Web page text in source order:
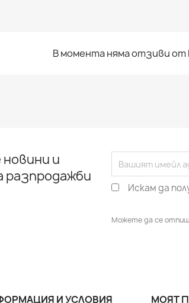
В момента няма отзиви от
и
разпродажби
Искам да
Можете да се
И УСЛОВИЯ МОЯТ